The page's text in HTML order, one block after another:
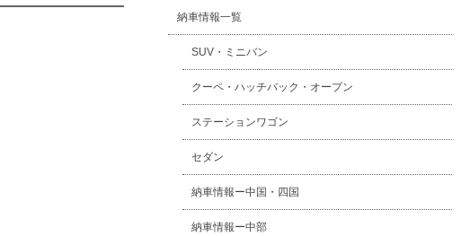
納車情報一覧
SUV・ミニバン
クーペ・ハッチバック・オープン
ステーションワゴン
セダン
納車情報ー中国・四国
納車情報ー中部